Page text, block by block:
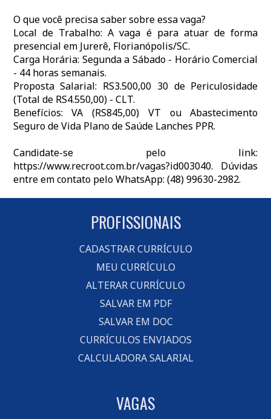
O que você precisa saber sobre essa vaga?
Local de Trabalho: A vaga é para atuar de forma
presencial em Jurerê, Florianópolis/SC.
Carga Horária: Segunda a Sábado - Horário Comercial
- 44 horas semanais.
Proposta Salarial: RS3.500,00 30 de Periculosidade
(Total de RS4.550,00) - CLT.
Benefícios: VA (RS845,00) VT ou Abastecimento
Seguro de Vida Plano de Saúde Lanches PPR.
Candidate-se pelo link:
https://www.recroot.com.br/vagas?id003040. Dúvidas
entre em contato pelo WhatsApp: (48) 99630-2982.
PROFISSIONAIS
CADASTRAR CURRÍCULO
MEU CURRÍCULO
ALTERAR CURRÍCULO
SALVAR EM PDF
SALVAR EM DOC
CURRÍCULOS ENVIADOS
CALCULADORA SALARIAL
VAGAS